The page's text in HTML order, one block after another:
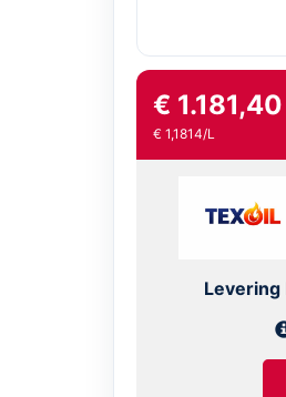
€ 1.181,40
€ 1,1814/L
Levering